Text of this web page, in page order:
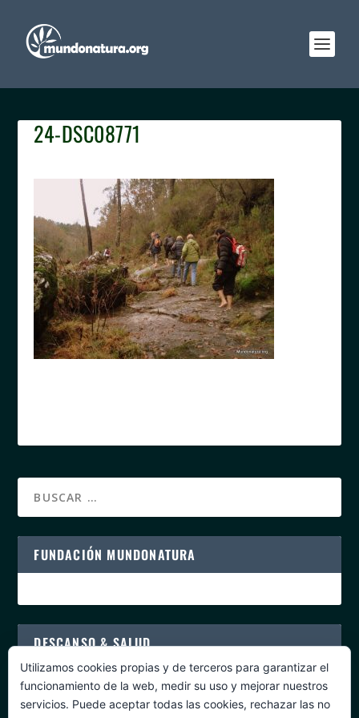
24-DSC08771
FUNDACIÓN MUNDONATURA
DESCANSO & SALUD
Utilizamos cookies propias y de terceros para garantizar el
funcionamiento de la web, medir su uso y mejorar nuestros
servicios. Puede aceptar todas las cookies, rechazar las no